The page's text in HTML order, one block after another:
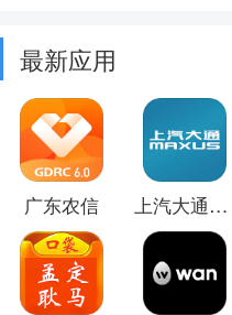
最新应用
广东农信 上汽大通MAXUS